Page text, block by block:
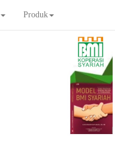
Produk